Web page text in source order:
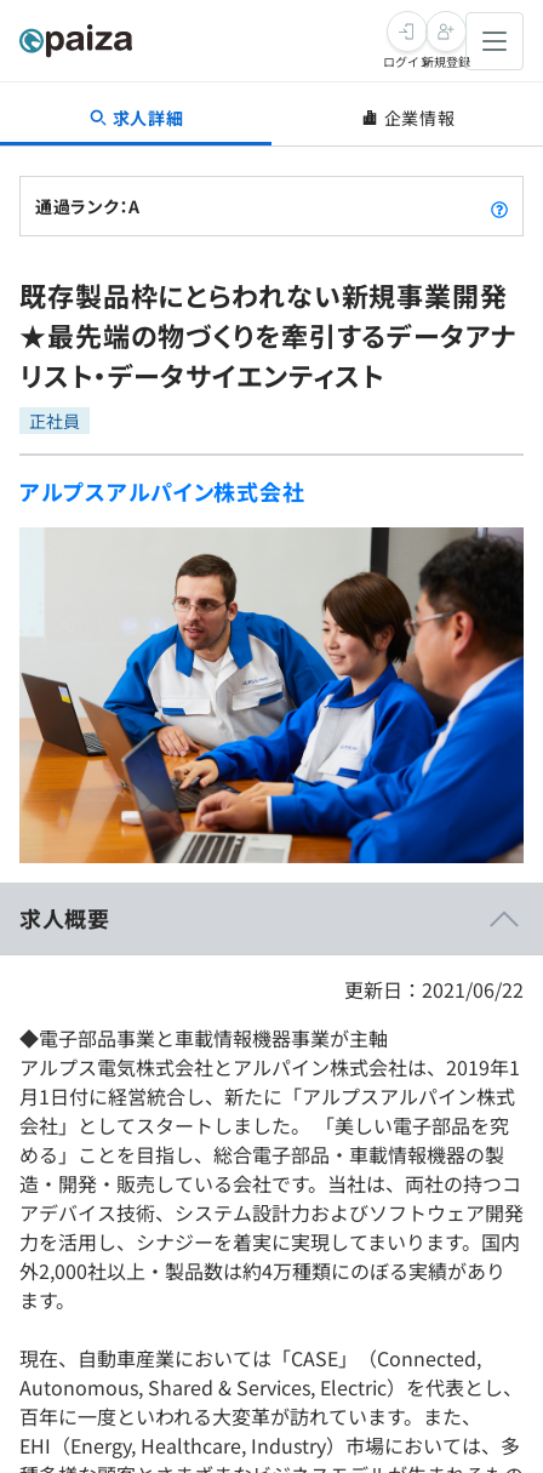
転職・キャリア
転職成功ガイド
転職エージェント
インタビュー
転職成功ガイド
新卒就活
求人検索
本選考
インターン
新卒エージェント
就活成功ガイド
学習
問題集
4択課題
プラン
個人向けプラン
法人向けプラン
学校向けプラン
契約内容・クーポン
プログラミング言語
再チャレンジ結果一覧
ゲーム・マンガ
Tech Team Journal
paizaとは？
ログイン新規登録
求人詳細 企業情報
通過ランク：A
既存製品枠にとらわれない新規事業開発
★最先端の物づくりを牽引するデータアナ
リスト・データサイエンティスト
正社員
アルプスアルパイン株式会社
求人概要
更新日：2021/06/22
◆電子部品事業と車載情報機器事業が主軸
アルプス電気株式会社とアルパイン株式会社は、2019年1
月1日付に経営統合し、新たに「アルプスアルパイン株式
会社」としてスタートしました。 「美しい電子部品を究
める」ことを目指し、総合電子部品・車載情報機器の製
造・開発・販売している会社です。当社は、両社の持つコ
アデバイス技術、システム設計力およびソフトウェア開発
力を活用し、シナジーを着実に実現してまいります。国内
外2,000社以上・製品数は約4万種類にのぼる実績があり
ます。
現在、自動車産業においては「CASE」（Connected,
Autonomous, Shared & Services, Electric）を代表とし、
百年に一度といわれる大変革が訪れています。また、
EHI（Energy, Healthcare, Industry）市場においては、多